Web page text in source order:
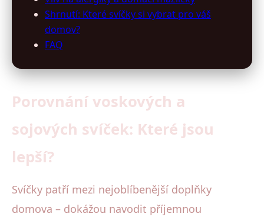
Shrnutí: Které svíčky si vybrat pro váš
domov?
FAQ
Porovnání voskových a
sojových svíček: Které jsou
lepší?
Svíčky patří mezi nejoblíbenější doplňky
domova – dokážou navodit příjemnou